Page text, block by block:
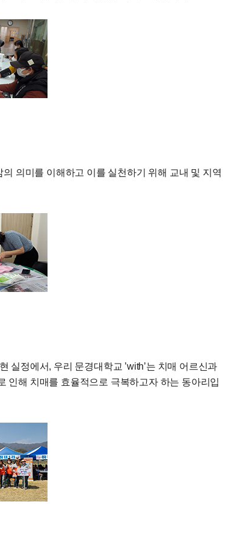
의미를 이해하고 이를 실천하기 위해 교내 및 지역
실정에서, 우리 문경대학교 ’with’는 치매 어르신과
인해 치매를 효율적으로 극복하고자 하는 동아리입